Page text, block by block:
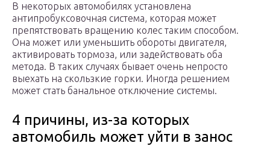
В некоторых автомобилях установлена
антипробуксовочная система, которая может
препятствовать вращению колес таким способом.
Она может или уменьшить обороты двигателя,
активировать тормоза, или задействовать оба
метода. В таких случаях бывает очень непросто
выехать на скользкие горки. Иногда решением
может стать банальное отключение системы.
4 причины, из-за которых
автомобиль может уйти в занос